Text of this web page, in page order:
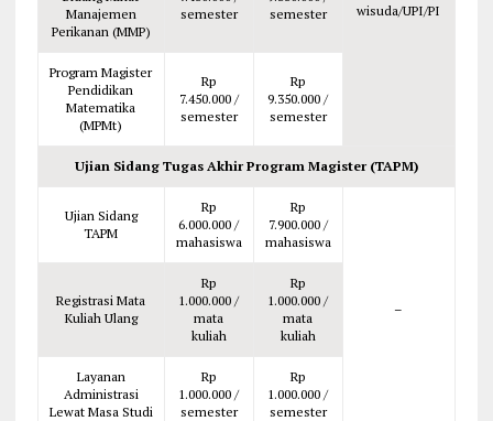
wisuda/UPI/PI
Manajemen
Perikanan (MMP)
semester
semester
Program Magister
Pendidikan
Matematika
(MPMt)
Rp
7.450.000 /
semester
Rp
9.350.000 /
semester
Ujian Sidang Tugas Akhir Program Magister (TAPM)
Ujian Sidang
TAPM
Rp
6.000.000 /
mahasiswa
Rp
7.900.000 /
mahasiswa
–
Registrasi Mata
Kuliah Ulang
Rp
1.000.000 /
mata
kuliah
Rp
1.000.000 /
mata
kuliah
Layanan
Administrasi
Lewat Masa Studi
Rp
1.000.000 /
semester
Rp
1.000.000 /
semester